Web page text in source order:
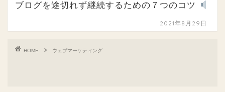
ブログを途切れず継続するための７つのコツ
2021年8月29日
HOME ウェブマーケティング